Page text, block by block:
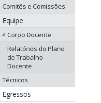
Comitês e Comissões
Equipe
Corpo Docente
Relatórios do Plano
de Trabalho
Docente
Técnicos
Egressos